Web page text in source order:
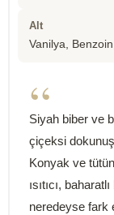
Alt
Vanilya,
“
Siyah biber ve
çiçeksi
Konyak ve
ısıtıcı,
neredeyse fark